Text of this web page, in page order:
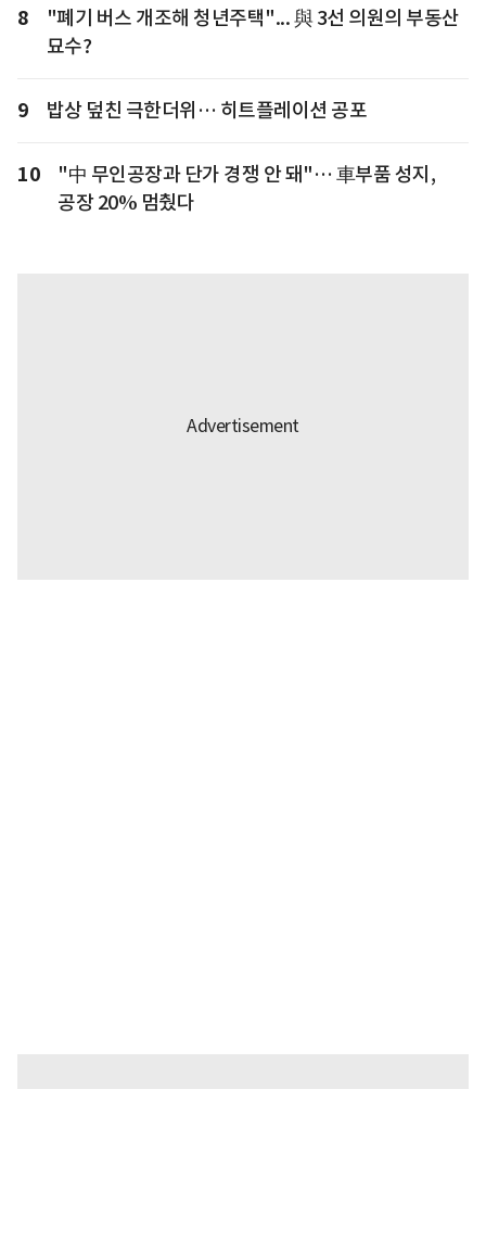
8
"폐기 버스 개조해 청년주택"... 與 3선 의원의 부동산
묘수?
9 밥상 덮친 극한더위… 히트플레이션 공포
10
"中 무인공장과 단가 경쟁 안 돼"… 車부품 성지,
공장 20% 멈췄다